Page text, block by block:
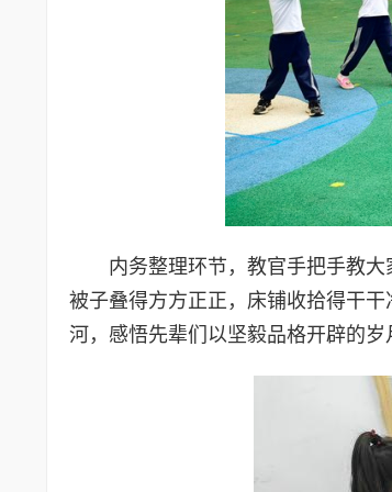
内务整理环节，教官手把手教
被子叠得方方正正，床铺收拾得干
河，感悟先辈们以坚毅品格开辟的岁